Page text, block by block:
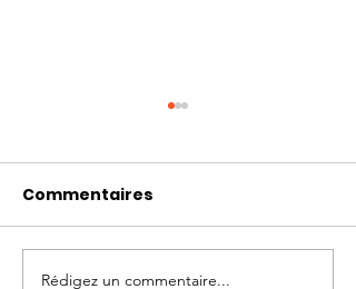
Commentaires
Rédigez un commentaire...